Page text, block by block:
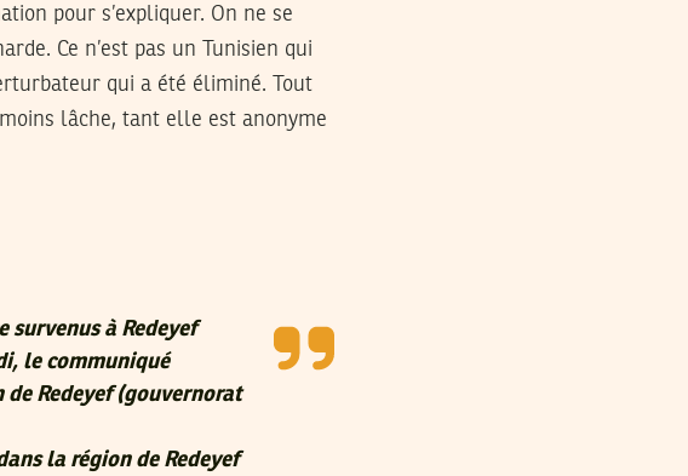
pour s’expliquer. On ne se
Ce n’est pas un Tunisien qui
qui a été éliminé. Tout
lâche, tant elle est anonyme
survenus à Redeyef
le communiqué
Redeyef (gouvernorat
la région de Redeyef